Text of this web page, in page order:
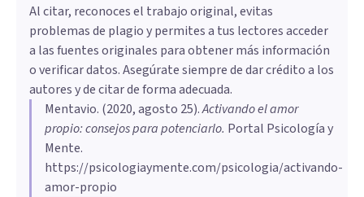
Al citar, reconoces el trabajo original, evitas
problemas de plagio y permites a tus lectores acceder
a las fuentes originales para obtener más información
o verificar datos. Asegúrate siempre de dar crédito a los
autores y de citar de forma adecuada.
Mentavio. (2020, agosto 25).Activando el amor
propio: consejos para potenciarlo. Portal Psicología y
Mente.
https://psicologiaymente.com/psicologia/activando-
amor-propio